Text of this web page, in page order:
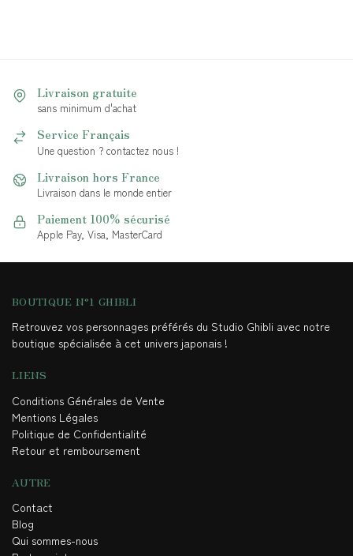
Livraison gratuite
sans minimum d'achat
Service Français
Une question ? contactez nous !
Livraison hors France
Livraison dans le monde entier
Paiement 100% sécurisé
Apple Pay, Visa, MasterCard
BOUTIQUE N°1 GHIBLI
Retrouvez vos personnages préférés du Studio Ghibli avec notre
boutique spécialisée à cet univers japonais !
LIENS
Conditions Générales de Vente
Mentions Légales
Politique de Confidentialité
Retour et remboursement
AUTRE
Contact
Blog
Qui sommes-nous